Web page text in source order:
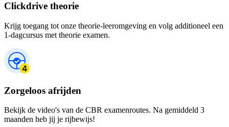
Clickdrive theorie
Krijg toegang tot onze theorie-leeromgeving en volg additioneel een
1-dagcursus met theorie examen.
Zorgeloos afrijden
Bekijk de video's van de CBR examenroutes. Na gemiddeld 3
maanden heb jij je rijbewijs!